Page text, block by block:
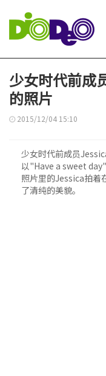
少女时代前成
的照片
2015/12/04 15:10
少女时代前成员
以"Have a sweet day"
照片里的Jessica拍着
了清纯的美貌。